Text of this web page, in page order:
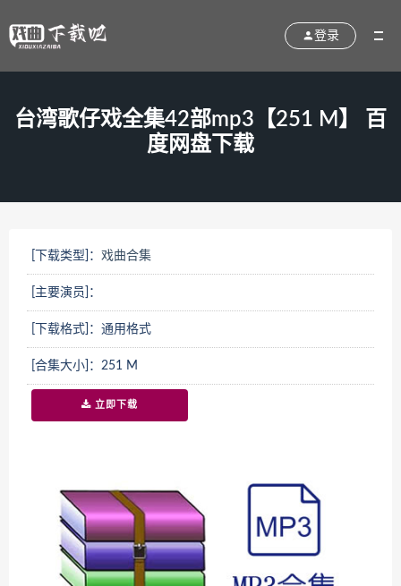
登录
台湾歌仔戏全集42部mp3【251 M】 百
度网盘下载
[下载类型]： 戏曲合集
[主要演员]：
[下载格式]：通用格式
[合集大小]：251 M
立即下载